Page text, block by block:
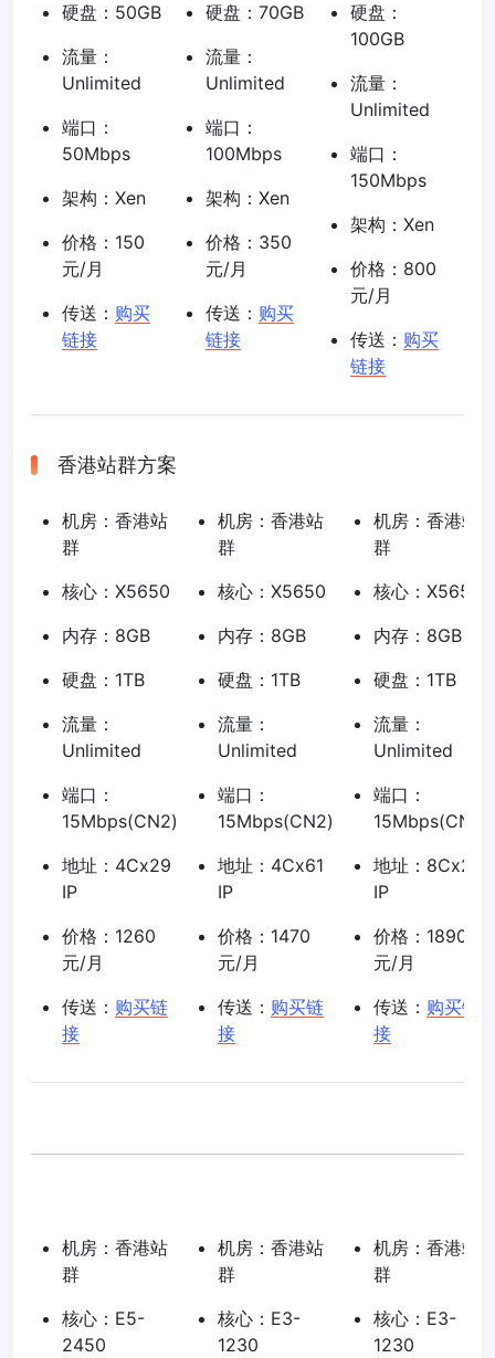
硬盘：50GB
流量：
Unlimited
端口：
50Mbps
架构：Xen
价格：150
元/月
传送： 购买
链接
硬盘：70GB
流量：
Unlimited
端口：
100Mbps
架构：Xen
价格：350
元/月
传送： 购买
链接
硬盘：
100GB
流量：
Unlimited
端口：
150Mbps
架构：Xen
价格：800
元/月
传送： 购买
链接
香港站群方案
机房：香港站
群
核心：X5650
内存：8GB
硬盘：1TB
流量：
Unlimited
端口：
15Mbps(CN2)
地址：4Cx29
IP
价格：1260
元/月
传送： 购买链
接
机房：香港站
群
核心：X5650
内存：8GB
硬盘：1TB
流量：
Unlimited
端口：
15Mbps(CN2)
地址：4Cx61
IP
价格：1470
元/月
传送： 购买链
接
机房：香港站
群
核心：X5650
内存：8GB
硬盘：1TB
流量：
Unlimited
端口：
15Mbps(CN2)
地址：8Cx29
IP
价格：1890
元/月
传送： 购买链
接
机房：香港站
群
核心：E5-
2450
机房：香港站
群
核心：E3-
1230
机房：香港站
群
核心：E3-
1230